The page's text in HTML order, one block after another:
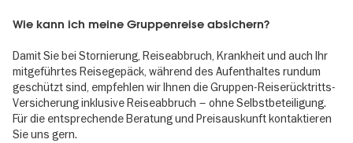
Wie kann ich meine Gruppenreise absichern?
Damit Sie bei Stornierung, Reiseabbruch, Krankheit und auch Ihr
mitgeführtes Reisegepäck, während des Aufenthaltes rundum
geschützt sind, empfehlen wir Ihnen die Gruppen-Reiserücktritts-
Versicherung inklusive Reiseabbruch – ohne Selbstbeteiligung.
Für die entsprechende Beratung und Preisauskunft kontaktieren
Sie uns gern.